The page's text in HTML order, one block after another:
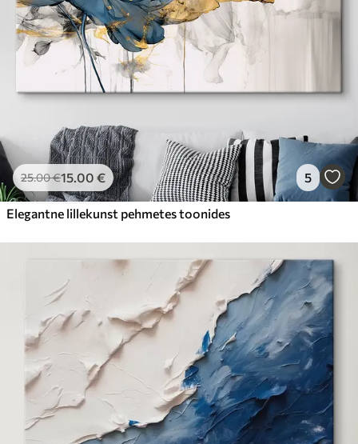
25.00€15.00 € 5
Elegantne lillekunst pehmetes toonides